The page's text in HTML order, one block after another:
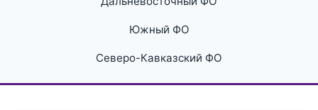
Южный ФО
Северо-Кавказский ФО